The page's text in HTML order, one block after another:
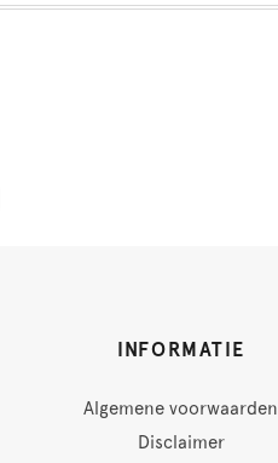
INFORMATIE
Algemene voorwaarden
Disclaimer